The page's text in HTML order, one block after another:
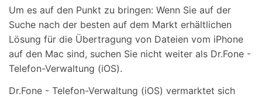
Um es auf den Punkt zu bringen: Wenn Sie auf der
Suche nach der besten auf dem Markt erhältlichen
Lösung für die Übertragung von Dateien vom iPhone
auf den Mac sind, suchen Sie nicht weiter als Dr.Fone -
Telefon-Verwaltung (iOS).
Dr.Fone - Telefon-Verwaltung (iOS) vermarktet sich